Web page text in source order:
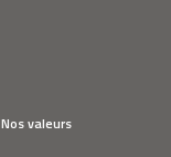
Nos valeurs